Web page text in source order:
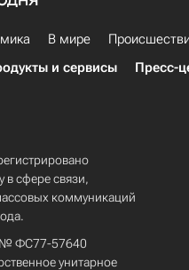
В мире
и сервисы Пресс-
в сфере связи,
коммуникаций
№ ФС77-57640
унитарное